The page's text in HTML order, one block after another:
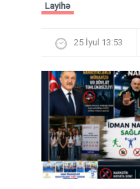
Layihə
25 İyul 13:53